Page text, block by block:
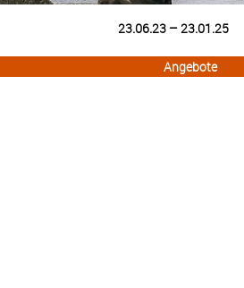
23.06.23 – 23.01.25
Angebote